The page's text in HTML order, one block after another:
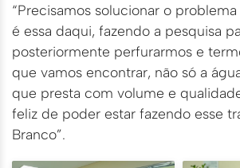
“Precisamos solucionar o
é essa daqui, fazendo a pesquisa
posteriormente perfurarmos e
que vamos encontrar, não só a
que presta com volume e
feliz de poder estar fazendo esse
Branco”.